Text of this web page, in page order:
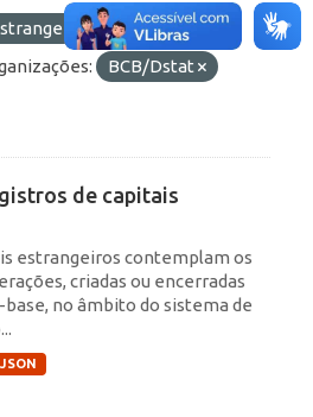
RDE
BCB/Dstat
de capitais
estrangeiros contemplam os
criadas ou encerradas
no âmbito do sistema de
JSON